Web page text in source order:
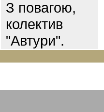
З повагою,
колектив
"Автури".